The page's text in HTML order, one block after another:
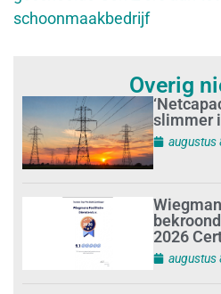
schoonmaakbedrijf
Overig
slimmer
augustus
2026
augustus